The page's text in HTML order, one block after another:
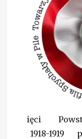
ięci
1918-1919